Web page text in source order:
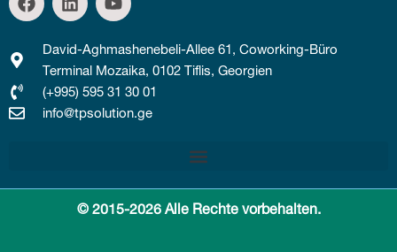
David-Aghmashenebeli-Allee 61, Coworking-Büro
Terminal Mozaika, 0102 Tiflis, Georgien
(+995) 595 31 30 01
info@tpsolution.ge
© 2015-2026 Alle Rechte vorbehalten.